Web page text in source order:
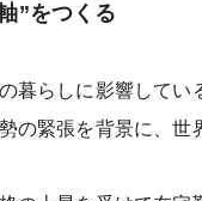
”をつくる
暮らしに影響してい
の緊張を背景に、世